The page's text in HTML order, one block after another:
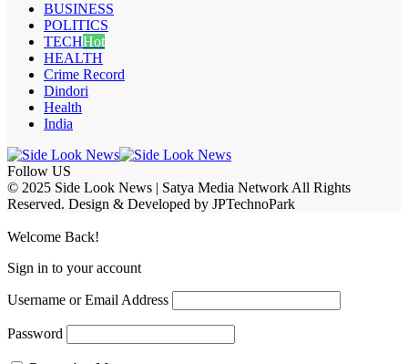
BUSINESS
POLITICS
TECHHot
HEALTH
Crime Record
Dindori
Health
India
Follow US
© 2025 Side Look News | Satya Media Network All Rights
Reserved. Design & Developed by JPTechnoPark
Welcome Back!
Sign in to your account
Username or Email Address
Password